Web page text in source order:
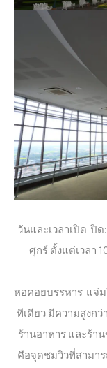
วันและเวลาเปิด-ปิ
ศุกร์ ตั้งแต่เวลา
หอคอยบรรหาร-แจ่ม
ทีเดียว มีความสูงกว่
ร้านอาหาร และร้า
คือจุดชมวิวที่สามา